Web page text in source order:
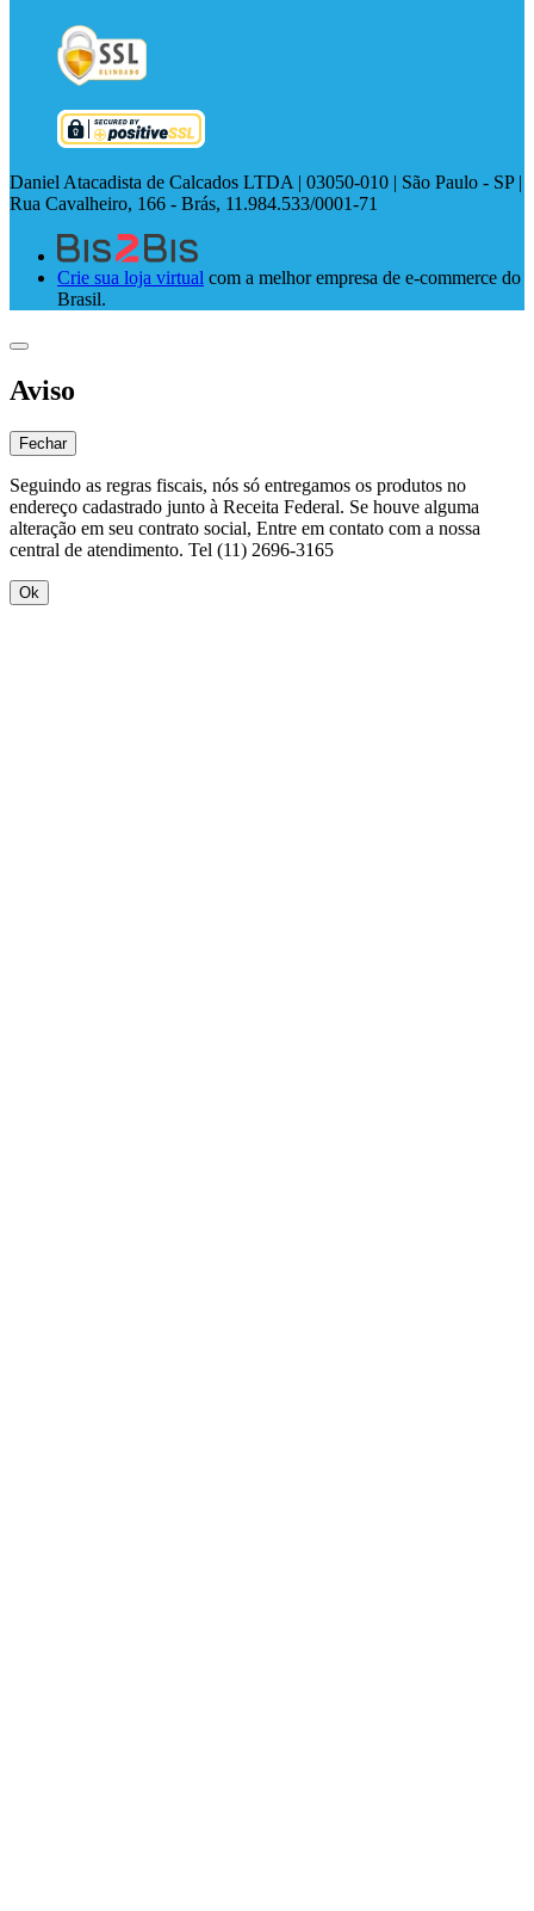
Daniel Atacadista de Calcados LTDA | 03050-010 | São Paulo - SP |
Rua Cavalheiro, 166 - Brás, 11.984.533/0001-71
Crie sua loja virtual com a melhor empresa de e-commerce do
Brasil.
Aviso
Fechar
Seguindo as regras fiscais, nós só entregamos os produtos no
endereço cadastrado junto à Receita Federal. Se houve alguma
alteração em seu contrato social, Entre em contato com a nossa
central de atendimento. Tel (11) 2696-3165
Ok